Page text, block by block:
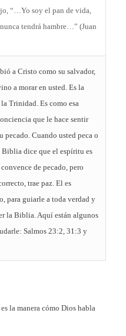
“…Yo soy el pan de vida,
tendrá hambre…” (Juan
a Cristo como su salvador,
a morar en usted. Es la
Trinidad. Es como esa
que le hace sentir
pecado. Cuando usted peca o
Biblia dice que el espíritu es
de pecado, pero
trae paz. El es
para guiarle a toda verdad y
la Biblia. Aquí están algunos
Salmos 23:2, 31:3 y
es la manera cómo Dios habla